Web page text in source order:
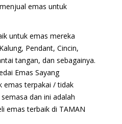
emas untuk
untuk emas mereka
Pendant, Cincin,
tangan, dan sebagainya.
Emas Sayang
emas terpakai / tidak
dan ini adalah
emas terbaik di TAMAN